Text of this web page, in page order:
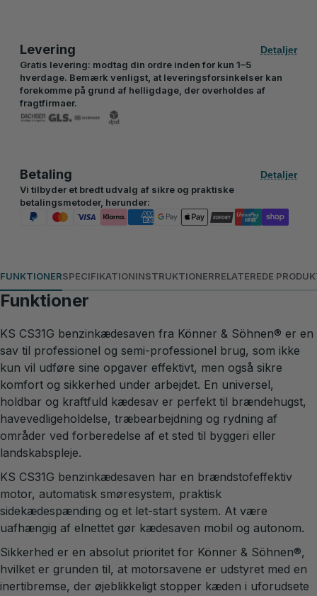
Levering
Detaljer
Gratis levering: modtag din ordre inden for kun 1–5
hverdage. Bemærk venligst, at leveringsforsinkelser kan
forekomme på grund af helligdage, der overholdes af
fragtfirmaer.
Betaling
Detaljer
Vi tilbyder et bredt udvalg af sikre og praktiske
betalingsmetoder, herunder:
FUNKTIONERSPECIFIKATIONINSTRUKTIONERRELATEREDE
Funktioner
KS CS31G benzinkædesaven fra Könner & Söhnen® er en
sav til professionel og semi-professionel brug, som ikke
kun vil udføre sine opgaver effektivt, men også sikre
komfort og sikkerhed under arbejdet. En universel,
holdbar og kraftfuld kædesav er perfekt til brændehugst,
havevedligeholdelse, træbearbejdning og rydning af
områder ved forberedelse af et sted til byggeri eller
landskabspleje.
KS CS31G benzinkædesaven har en brændstofeffektiv
motor, automatisk smøresystem, praktisk
sidekædespænding og et let-start system. At være
uafhængig af elnettet gør kædesaven mobil og autonom.
Sikkerhed er en absolut prioritet for Könner & Söhnen®,
hvilket er grunden til, at motorsavene er udstyret med en
inertibremse, der øjeblikkeligt stopper kæden i uforudsete